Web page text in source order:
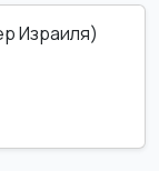
Израиля)